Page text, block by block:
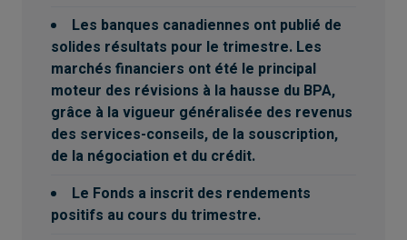
Les banques canadiennes ont publié de
solides résultats pour le trimestre. Les
marchés financiers ont été le principal
moteur des révisions à la hausse du BPA,
grâce à la vigueur généralisée des revenus
des services-conseils, de la souscription,
de la négociation et du crédit.
Le Fonds a inscrit des rendements
positifs au cours du trimestre.